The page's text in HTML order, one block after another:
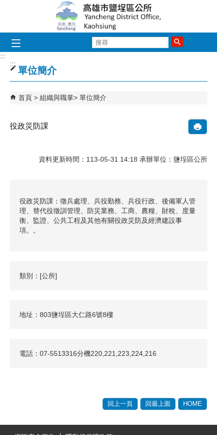
跳到主要內容區塊
尋
:::
:::
單位簡介
首頁 組織與職掌 單位簡介
役政災防課
資料更新時間：113-05-31 14:18 承辦單位：鹽埕區公所
役政災防課：徵兵處理、兵役勤務、兵役行政、後備軍人管
理、替代役徵訓管理、防災業務、工商、農糧、財稅、度量
衡、監證、公共工程及其他有關役政災防及經濟建設事
項。。
類別：[公所]
地址：803鹽埕區大仁路6號8樓
電話：07-5513316分機220,221,223,224,216
回上一頁 回最上面 HOME